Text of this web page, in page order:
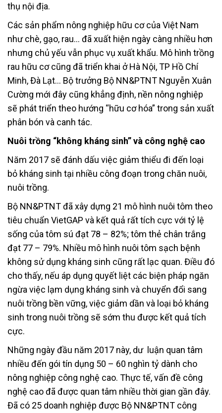
thụ nội địa.
Các sản phẩm nông nghiệp hữu cơ của Việt Nam
như chè, gạo, rau… đã xuất hiện ngày càng nhiều hơn
nhưng chủ yếu vẫn phục vụ xuất khẩu. Mô hình trồng
rau hữu cơ cũng đã triển khai ở Hà Nội, TP Hồ Chí
Minh, Đà Lạt… Bộ trưởng Bộ NN&PTNT Nguyễn Xuân
Cường mới đây cũng khẳng định, nền nông nghiệp
sẽ phát triển theo hướng “hữu cơ hóa” trong sản xuất
phân bón và canh tác.
Nuôi trồng “không kháng sinh” và công nghệ cao
Năm 2017 sẽ đánh dấu việc giảm thiểu đi đến loại
bỏ kháng sinh tại nhiều công đoạn trong chăn nuôi,
nuôi trồng.
Bộ NN&PTNT đã xây dựng 21 mô hình nuôi tôm theo
tiêu chuẩn VietGAP và kết quả rất tích cực với tỷ lệ
sống của tôm sú đạt 78 – 82%; tôm thẻ chân trắng
đạt 77 – 79%. Nhiều mô hình nuôi tôm sạch bệnh
không sử dụng kháng sinh cũng rất lạc quan. Điều đó
cho thấy, nếu áp dụng quyết liệt các biện pháp ngăn
ngừa việc lạm dụng kháng sinh và chuyển đổi sang
nuôi trồng bền vững, việc giảm dần và loại bỏ kháng
sinh trong nuôi trồng sẽ sớm thu được kết quả tích
cực.
Những ngày đầu năm 2017 này, dư luận quan tâm
nhiều đến gói tín dụng 50 – 60 nghìn tỷ dành cho
nông nghiệp công nghệ cao. Thực tế, vấn đề công
nghệ cao đã được quan tâm nhiều thời gian gần đây.
Đã có 25 doanh nghiệp được Bộ NN&PTNT công